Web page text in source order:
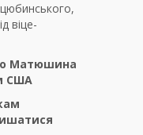
віце-
Матюшина
США